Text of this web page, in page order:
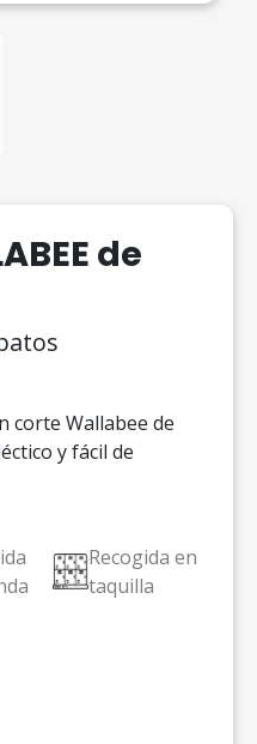
de
corte Wallabee de
y fácil de
Recogida en
taquilla